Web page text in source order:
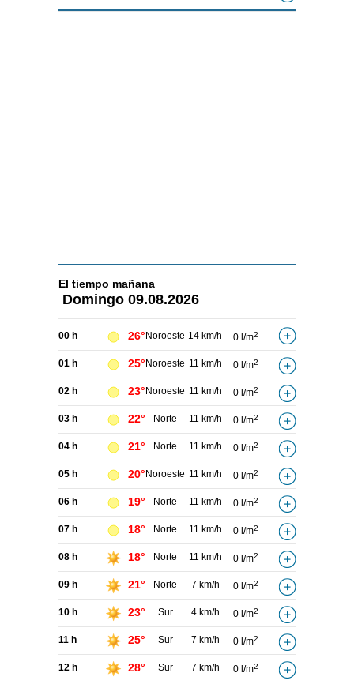
El tiempo mañana
Domingo 09.08.2026
00 h 26° Noroeste 14 km/h 0 l/m2
01 h 25° Noroeste 11 km/h 0 l/m2
02 h 23° Noroeste 11 km/h 0 l/m2
03 h 22° Norte 11 km/h 0 l/m2
04 h 21° Norte 11 km/h 0 l/m2
05 h 20° Noroeste 11 km/h 0 l/m2
06 h 19° Norte 11 km/h 0 l/m2
07 h 18° Norte 11 km/h 0 l/m2
08 h 18° Norte 11 km/h 0 l/m2
09 h 21° Norte 7 km/h 0 l/m2
10 h 23° Sur 4 km/h 0 l/m2
11 h 25° Sur 7 km/h 0 l/m2
12 h 28° Sur 7 km/h 0 l/m2